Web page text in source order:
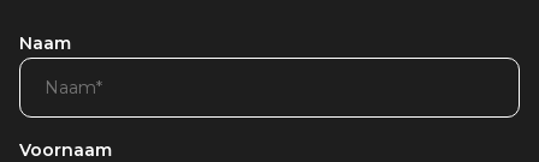
Naam
Voornaam